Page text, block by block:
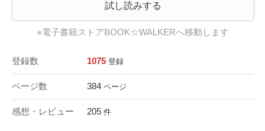
試し読みする
※電子書籍ストアBOOK☆WALKERへ移動します
登録数 1075 登録
ページ数 384 ページ
感想・レビュー 205 件